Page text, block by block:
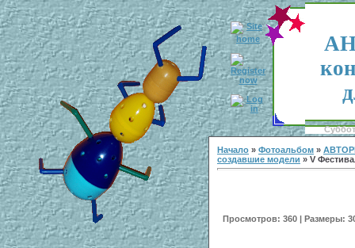
Начало » Фотоальбом »
создавшие модели » V
Просмотров: 360 | Размеры: